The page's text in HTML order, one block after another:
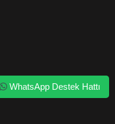
WhatsApp Destek Hattı